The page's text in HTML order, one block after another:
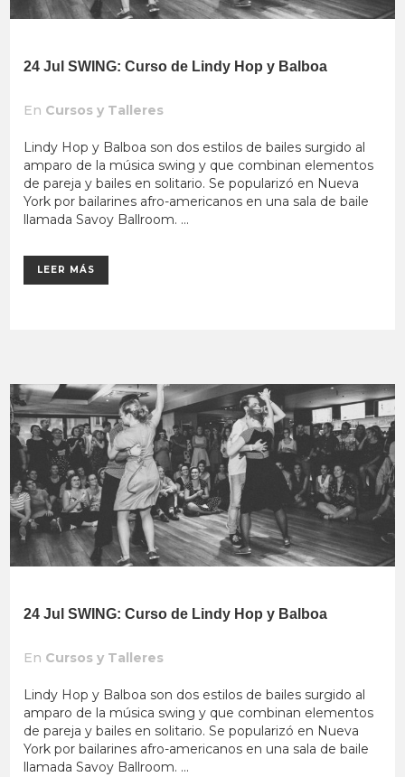
24 Jul SWING: Curso de Lindy Hop y Balboa
En Cursos y Talleres
Lindy Hop y Balboa son dos estilos de bailes surgido al
amparo de la música swing y que combinan elementos
de pareja y bailes en solitario. Se popularizó en Nueva
York por bailarines afro-americanos en una sala de baile
llamada Savoy Ballroom. ...
LEER MÁS
24 Jul SWING: Curso de Lindy Hop y Balboa
En Cursos y Talleres
Lindy Hop y Balboa son dos estilos de bailes surgido al
amparo de la música swing y que combinan elementos
de pareja y bailes en solitario. Se popularizó en Nueva
York por bailarines afro-americanos en una sala de baile
llamada Savoy Ballroom. ...